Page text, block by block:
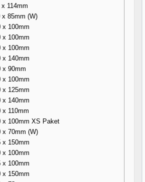
114mm
x 85mm (W)
x 100mm
x 100mm
x 100mm
x 140mm
x 90mm
x 100mm
x 125mm
x 140mm
x 110mm
x 100mm XS Paket
x 70mm (W)
x 150mm
x 100mm
x 100mm
x 150mm